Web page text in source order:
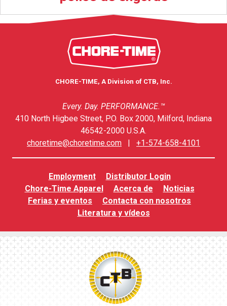
CHORE-TIME, A Division of CTB, Inc.
Every. Day. PERFORMANCE.™
410 North Higbee Street, P.O. Box 2000, Milford, Indiana
46542-2000 U.S.A.
choretime@choretime.com
+1-574-658-4101
Employment
Distributor Login
Chore-Time Apparel
Acerca de
Noticias
Ferias y eventos
Contacta con nosotros
Literatura y vídeos